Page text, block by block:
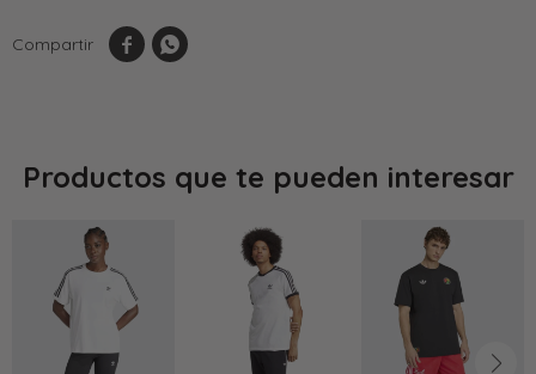
 
Productos que te pueden interesar